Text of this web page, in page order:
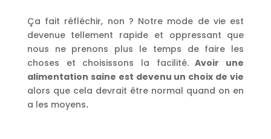
Ça fait réfléchir, non ? Notre mode de vie est
devenue tellement rapide et oppressant que
nous ne prenons plus le temps de faire les
choses et choisissons la facilité.Avoir une
alimentation saine est devenu un choix de vie
alors que cela devrait être normal quand on en
a les moyens.